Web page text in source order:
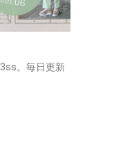
。毎日更新